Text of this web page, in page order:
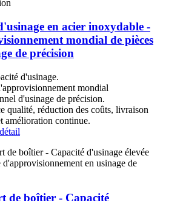
en acier inoxydable -
mondial de pièces
de précision
d'usinage.
mondial
d'usinage de précision.
qualité, réduction des coûts, livraison
amélioration continue.
détail
de boîtier - Capacité